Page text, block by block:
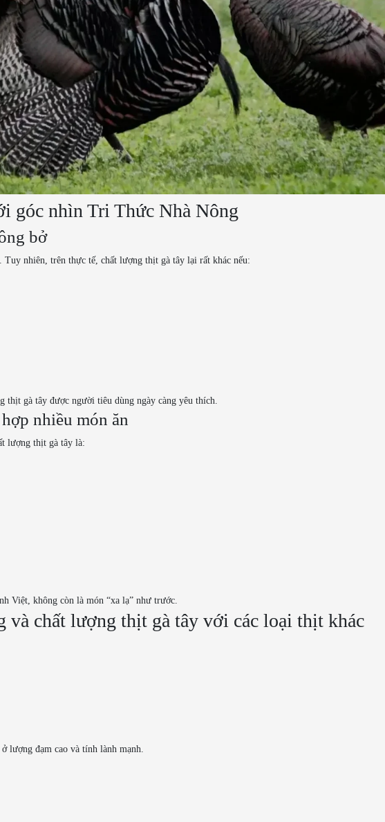
góc nhìn Tri Thức Nhà Nông
bở
nhiên, trên thực tế, chất lượng thịt gà tây lại rất khác nếu:
gà tây được người tiêu dùng ngày càng yêu thích.
nhiều món ăn
lượng thịt gà tây là:
Việt, không còn là món “xa lạ” như trước.
và chất lượng thịt gà tây với các loại thịt khác
lượng đạm cao và tính lành mạnh.